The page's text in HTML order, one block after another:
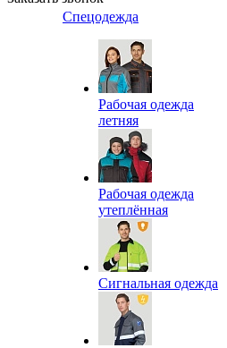
Спецодежда
Рабочая одежда
летняя
Рабочая одежда
утеплённая
Сигнальная одежда